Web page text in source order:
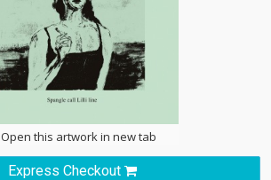
Open this artwork in new tab
Express Checkout